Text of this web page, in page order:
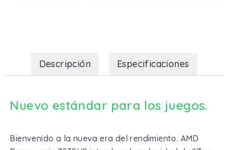
Descripción Especificaciones
Nuevo estándar para los juegos.
Bienvenido a la nueva era del rendimiento. AMD